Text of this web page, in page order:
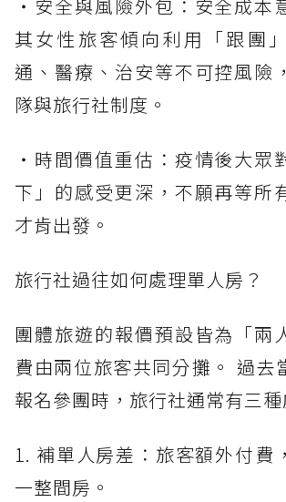
・安全與風險外包：安全成本
其女性旅客傾向利用「跟團
通、醫療、治安等不可控風險
隊與旅行社制度。
・時間價值重估：疫情後大眾
下」的感受更深，不願再等所
才肯出發。
旅行社過往如何處理單人房？
團體旅遊的報價預設皆為「兩
費由兩位旅客共同分攤。 過去
報名參團時，旅行社通常有三種
1. 補單人房差：旅客額外付費
一整間房。